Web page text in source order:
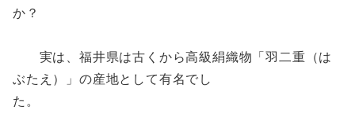
か？
実は、福井県は古くから高級絹織物「羽二重（は
ぶたえ）」の産地として有名でし
た。